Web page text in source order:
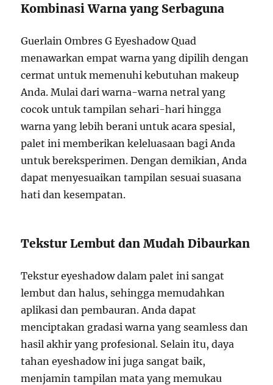
Kombinasi Warna yang Serbaguna
Guerlain Ombres G Eyeshadow Quad
menawarkan empat warna yang dipilih dengan
cermat untuk memenuhi kebutuhan makeup
Anda. Mulai dari warna-warna netral yang
cocok untuk tampilan sehari-hari hingga
warna yang lebih berani untuk acara spesial,
palet ini memberikan keleluasaan bagi Anda
untuk bereksperimen. Dengan demikian, Anda
dapat menyesuaikan tampilan sesuai suasana
hati dan kesempatan.
Tekstur Lembut dan Mudah Dibaurkan
Tekstur eyeshadow dalam palet ini sangat
lembut dan halus, sehingga memudahkan
aplikasi dan pembauran. Anda dapat
menciptakan gradasi warna yang seamless dan
hasil akhir yang profesional. Selain itu, daya
tahan eyeshadow ini juga sangat baik,
menjamin tampilan mata yang memukau